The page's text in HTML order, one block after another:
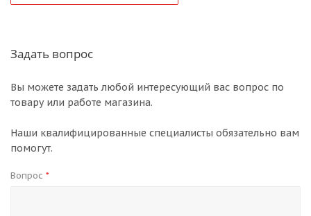
Задать вопрос
Вы можете задать любой интересующий вас вопрос по
товару или работе магазина.
Наши квалифицированные специалисты обязательно вам
помогут.
Вопрос *